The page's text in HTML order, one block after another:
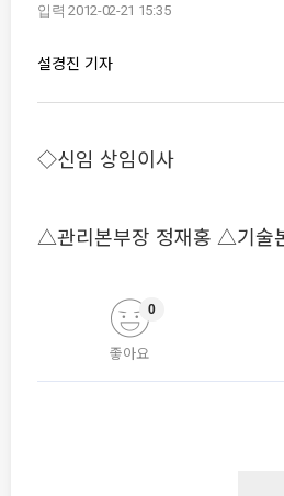
입력 2012-02-21 15:35
설경진 기자
◇신임 상임이사
△관리본부장 정재홍 △기술
좋아요
0